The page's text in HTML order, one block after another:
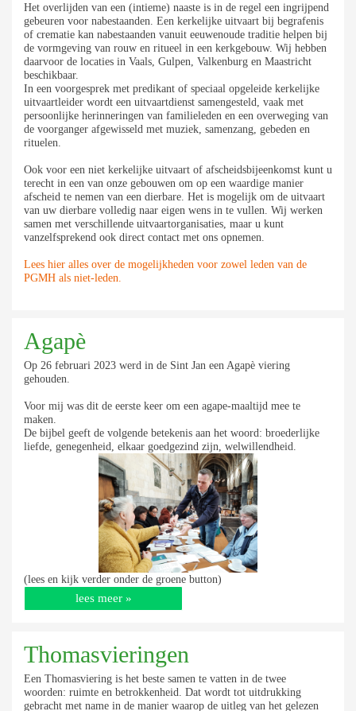
Het overlijden van een (intieme) naaste is in de regel een ingrijpend
gebeuren voor nabestaanden. Een kerkelijke uitvaart bij begrafenis
of crematie kan nabestaanden vanuit eeuwenoude traditie helpen bij
de vormgeving van rouw en ritueel in een kerkgebouw. Wij hebben
daarvoor de locaties in Vaals, Gulpen, Valkenburg en Maastricht
beschikbaar.
In een voorgesprek met predikant of speciaal opgeleide kerkelijke
uitvaartleider wordt een uitvaartdienst samengesteld, vaak met
persoonlijke herinneringen van familieleden en een overweging van
de voorganger afgewisseld met muziek, samenzang, gebeden en
rituelen.
Ook voor een niet kerkelijke uitvaart of afscheidsbijeenkomst kunt u
terecht in een van onze gebouwen om op een waardige manier
afscheid te nemen van een dierbare. Het is mogelijk om de uitvaart
van uw dierbare volledig naar eigen wens in te vullen. Wij werken
samen met verschillende uitvaartorganisaties, maar u kunt
vanzelfsprekend ook direct contact met ons opnemen.
Lees hier alles over de mogelijkheden voor zowel leden van de
PGMH als niet-leden.
Agapè
Op 26 februari 2023 werd in de Sint Jan een Agapè viering
gehouden.
Voor mij was dit de eerste keer om een agape-maaltijd mee te
maken.
De bijbel geeft de volgende betekenis aan het woord: broederlijke
liefde, genegenheid, elkaar goedgezind zijn, welwillendheid.
(lees en kijk verder onder de groene button)
lees meer »
Thomasvieringen
Een Thomasviering is het beste samen te vatten in de twee
woorden: ruimte en betrokkenheid
. Dat wordt tot uitdrukking
gebracht met name in de manier waarop de uitleg van het gelezen